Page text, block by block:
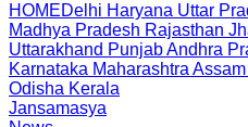
HOMEDelhi Haryana Uttar
Madhya Pradesh Rajasthan
Uttarakhand PunjabAndhra
Karnataka Maharashtra Assam
Odisha Kerala
Jansamasya